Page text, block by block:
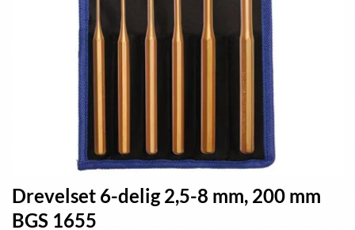
Drevelset 6-delig 2,5-8 mm, 200 mm
BGS 1655